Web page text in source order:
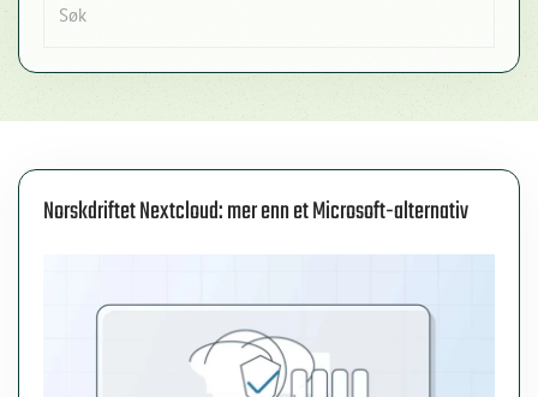
Norskdriftet Nextcloud: mer enn et Microsoft-alternativ